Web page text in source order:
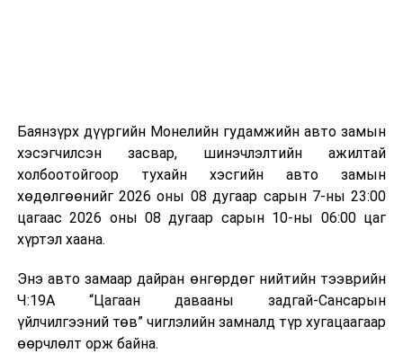
болон дулааны эрчим хүч үйлдвэрлэхэд ашиглаж
болдог. Зарим технологийн хувьд шаталтын дараа
үлдэх үнснээс фосфор зэрэг ашигт эрдсийг сэргээн
авах боломжтой аж.
Япон, Герман, Швейцар, Нидерланд, Өмнөд Солонгос
зэрэг улс лаг хатаах, шатаах технологийг ашиглаж
байна. Тухайлбал, Германд лаг шатаах үйлдвэрээс
гарсан үнснээс фосфор сэргээн авах технологи
ашигладаг бол Нидерландад төвлөрсөн лаг
боловсруулах үйлдвэрүүдээр дулаан, цахилгаан
Баянзүрх дүүргийн Монелийн гудамжийн авто замын
хэсэгчилсэн засвар, шинэчлэлтийн ажилтай
холбоотойгоор тухайн хэсгийн авто замын
хөдөлгөөнийг 2026 оны 08 дугаар сарын 7-ны 23:00
цагаас 2026 оны 08 дугаар сарын 10-ны 06:00 цаг
хүртэл хаана.
Энэ авто замаар дайран өнгөрдөг нийтийн тээврийн
Ч:19А “Цагаан давааны задгай-Сансарын
үйлчилгээний төв” чиглэлийн замналд түр хугацаагаар
өөрчлөлт орж байна.